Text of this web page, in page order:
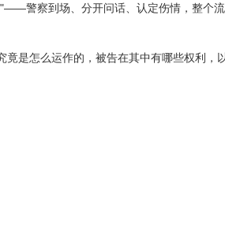
警察到场、分开问话、认定伤情，整个
是怎么运作的，被告在其中有哪些权利，